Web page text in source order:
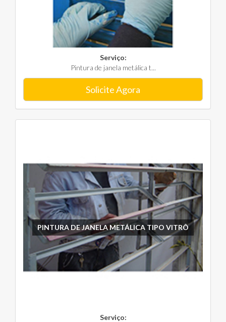
Serviço:
Pintura de janela metálica t...
Solicite Agora
PINTURA DE JANELA METÁLICA TIPO VITRÔ
Serviço: